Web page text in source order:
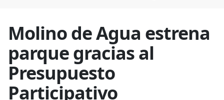
Molino de Agua estrena
parque gracias al
Presupuesto
Participativo